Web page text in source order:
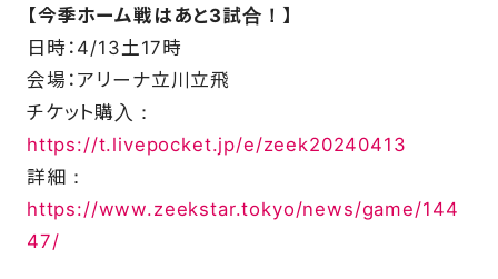
SHOP
CONTACT
お問い合わせ
CSRのご依頼
【今季ホーム戦はあと3試合！】
日時：4/13土17時
会場：アリーナ立川立飛
チケット購入：
https://t.livepocket.jp/e/zeek20240413
詳細：
https://www.zeekstar.tokyo/news/game/144
47/